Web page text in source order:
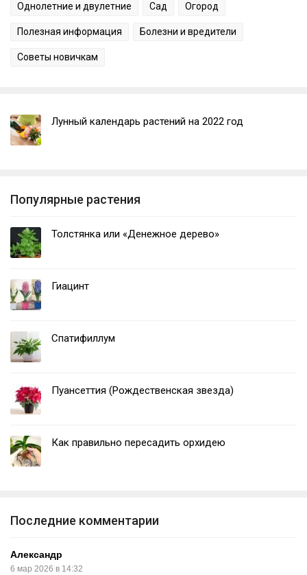
Однолетние и двулетние Сад Огород
Полезная информация Болезни и вредители
Советы новичкам
Лунный календарь растений на 2022 год
Популярные растения
Толстянка или «Денежное дерево»
Гиацинт
Спатифиллум
Пуансеттия (Рождественская звезда)
Как правильно пересадить орхидею
Последние комментарии
Александр
6 мар 2026 в 14:32